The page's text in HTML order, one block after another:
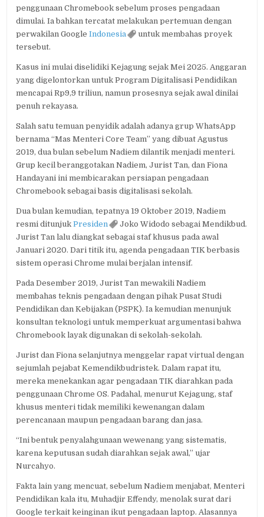
penggunaan Chromebook sebelum proses pengadaan
dimulai. Ia bahkan tercatat melakukan pertemuan dengan
perwakilan GoogleIndonesia
untuk membahas proyek
tersebut.
Kasus ini mulai diselidiki Kejagung sejak Mei 2025. Anggaran
yang digelontorkan untuk Program Digitalisasi Pendidikan
mencapai Rp9,9 triliun, namun prosesnya sejak awal dinilai
penuh rekayasa.
Salah satu temuan penyidik adalah adanya grup WhatsApp
bernama “Mas Menteri Core Team” yang dibuat Agustus
2019, dua bulan sebelum Nadiem dilantik menjadi menteri.
Grup kecil beranggotakan Nadiem, Jurist Tan, dan Fiona
Handayani ini membicarakan persiapan pengadaan
Chromebook sebagai basis digitalisasi sekolah.
Dua bulan kemudian, tepatnya 19 Oktober 2019, Nadiem
resmi ditunjukPresiden
Joko Widodo sebagai Mendikbud.
Jurist Tan lalu diangkat sebagai staf khusus pada awal
Januari 2020. Dari titik itu, agenda pengadaan TIK berbasis
sistem operasi Chrome mulai berjalan intensif.
Pada Desember 2019, Jurist Tan mewakili Nadiem
membahas teknis pengadaan dengan pihak Pusat Studi
Pendidikan dan Kebijakan (PSPK). Ia kemudian menunjuk
konsultan teknologi untuk memperkuat argumentasi bahwa
Chromebook layak digunakan di sekolah-sekolah.
Jurist dan Fiona selanjutnya menggelar rapat virtual dengan
sejumlah pejabat Kemendikbudristek. Dalam rapat itu,
mereka menekankan agar pengadaan TIK diarahkan pada
penggunaan Chrome OS. Padahal, menurut Kejagung, staf
khusus menteri tidak memiliki kewenangan dalam
perencanaan maupun pengadaan barang dan jasa.
“Ini bentuk penyalahgunaan wewenang yang sistematis,
karena keputusan sudah diarahkan sejak awal,” ujar
Nurcahyo.
Fakta lain yang mencuat, sebelum Nadiem menjabat, Menteri
Pendidikan kala itu, Muhadjir Effendy, menolak surat dari
Google terkait keinginan ikut pengadaan laptop. Alasannya